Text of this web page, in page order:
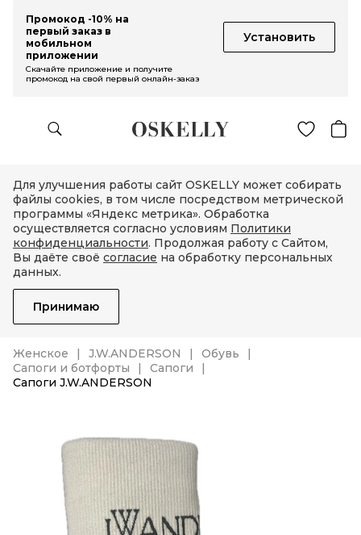
Промокод -10% на
первый заказ в
мобильном
приложении
Установить
Скачайте приложение и получите
промокод на свой первый онлайн-заказ
Для улучшения работы сайт OSKELLY может собирать
файлы cookies, в том числе посредством метрической
программы «Яндекс метрика». Обработка
осуществляется согласно условиям Политики
конфиденциальности. Продолжая работу с Сайтом,
Вы даёте своё согласие на обработку персональных
данных.
Принимаю
Женское J.W.ANDERSON
Обувь
Сапоги и ботфорты
Сапоги
Сапоги J.W.ANDERSON